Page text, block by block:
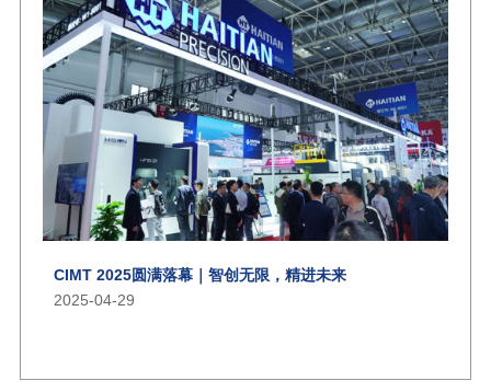
CIMT 2025圆满落幕｜智创无限，精进未来
2025-04-29